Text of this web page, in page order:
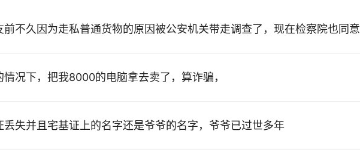
前不久因为走私普通货物的原因被公安机关带走调查了，现在检察院也同意
况下，把我8000的电脑拿去卖了，算诈骗，
丢失并且宅基证上的名字还是爷爷的名字，爷爷已过世多年